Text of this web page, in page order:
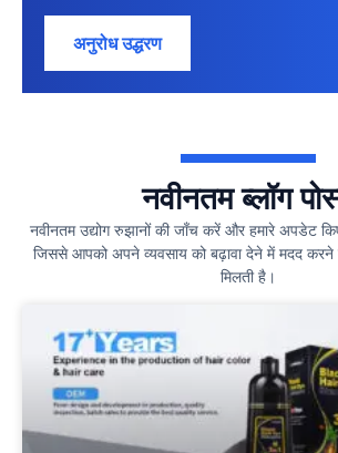
अनुरोध उद्धरण
नवीनतम ब्लॉग
नवीनतम उद्योग रुझानों की जाँच करें और हमारे अपडेट
जिससे आपको अपने व्यवसाय को बढ़ावा देने में मदद करने
मिलती है।